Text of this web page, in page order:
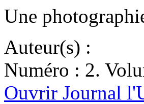
Une
Auteur(s) :
Numéro : 2.
Ouvrir Journal